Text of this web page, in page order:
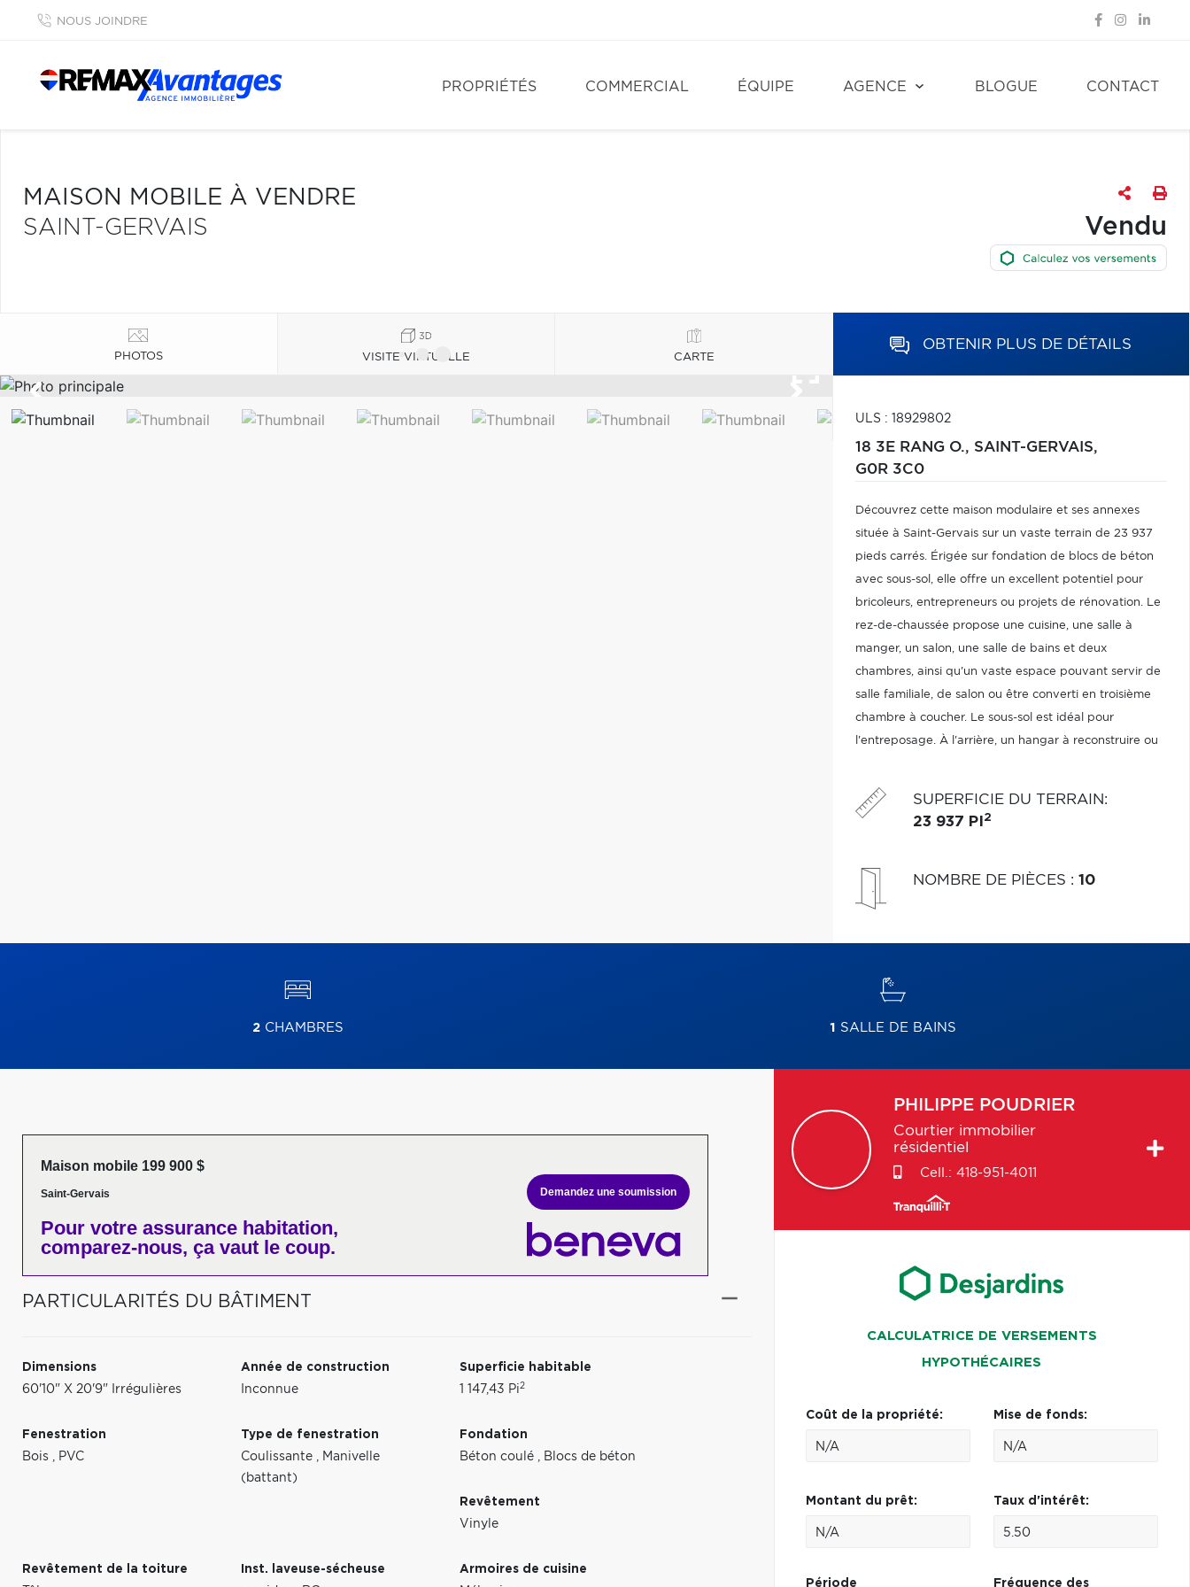
NOUS JOINDRE
PROPRIÉTÉS COMMERCIAL ÉQUIPE AGENCE BLOGUE CONTACT
MAISON MOBILE À VENDRE
SAINT-GERVAIS
Vendu
PHOTOS VISITE VIRTUELLE CARTE
OBTENIR PLUS DE DÉTAILS
ULS : 18929802
18 3E RANG O., SAINT-GERVAIS,
G0R 3C0
Découvrez cette maison modulaire et ses annexes
située à Saint-Gervais sur un vaste terrain de 23 937
pieds carrés. Érigée sur fondation de blocs de béton
avec sous-sol, elle offre un excellent potentiel pour
bricoleurs, entrepreneurs ou projets de rénovation. Le
rez-de-chaussée propose une cuisine, une salle à
manger, un salon, une salle de bains et deux
chambres, ainsi qu'un vaste espace pouvant servir de
salle familiale, de salon ou être converti en troisième
chambre à coucher. Le sous-sol est idéal pour
l'entreposage. À l'arrière, un hangar à reconstruire ou
municipale !
SUPERFICIE DU TERRAIN:
23 937 PI 2
NOMBRE DE PIÈCES : 10
2CHAMBRES 1 SALLE DE BAINS
Maison mobile 199 900 $
Saint-Gervais
Pour votre assurance habitation,
comparez-nous, ça vaut le coup.
Demandez une soumission
PARTICULARITÉS DU BÂTIMENT
Dimensions
60'10" X 20'9" Irrégulières
Année de construction
Inconnue
Superficie habitable
1 147,43 Pi2
Fenestration
Bois , PVC
Type de fenestration
Coulissante , Manivelle
(battant)
Fondation
Béton coulé , Blocs de béton
Revêtement
Vinyle
Revêtement de la toiture
Inst. laveuse-sécheuse
Armoires de cuisine
PHILIPPE POUDRIER
Courtier immobilier
résidentiel
Cell.: 418-951-4011
CALCULATRICE DE VERSEMENTS
HYPOTHÉCAIRES
Coût de la propriété: Mise de fonds:
Montant du prêt: Taux d'intérêt:
Période
Fréquence des